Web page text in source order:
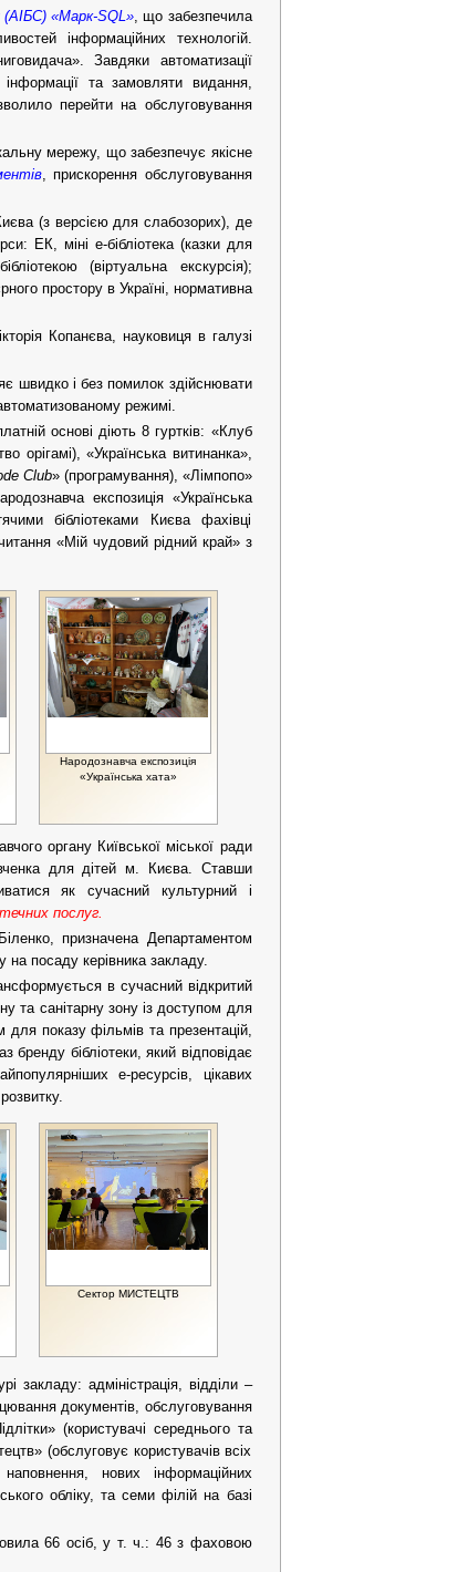
(АІБС) «Марк-SQL» , що забезпечила
інформаційних технологій.
Завдяки автоматизації
та замовляти видання,
перейти на обслуговування
мережу, що забезпечує якісне
, прискорення обслуговування
(з версією для слабозорих), де
ЕК, міні е-бібліотека (казки для
(віртуальна екскурсія);
простору в Україні, нормативна
Копанєва, науковиця в галузі
швидко і без помилок здійснювати
режимі.
основі діють 8 гуртків: «Клуб
орігамі), «Українська витинанка»,
Club» (програмування), «Лімпопо»
експозиція «Українська
бібліотеками Києва фахівці
«Мій чудовий рідний край» з
Народознавча експозиція
«Українська хата»
органу Київської міської ради
для дітей м. Києва. Ставши
як сучасний культурний і
послуг.
призначена Департаментом
на посаду керівника закладу.
в сучасний відкритий
та санітарну зону із доступом для
показу фільмів та презентацій,
бренду бібліотеки, який відповідає
е-ресурсів, цікавих
Сектор МИСТЕЦТВ
закладу: адміністрація, відділи –
документів, обслуговування
(користувачі середнього та
(обслуговує користувачів всіх
наповнення, нових інформаційних
обліку, та семи філій на базі
66 осіб, у т. ч.: 46 з фаховою